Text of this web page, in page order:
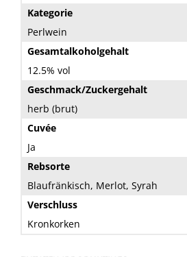
Kategorie
Perlwein
Gesamtalkoholgehalt
12.5% vol
Geschmack/Zuckergehalt
herb (brut)
Cuvée
Ja
Rebsorte
Blaufränkisch, Merlot, Syrah
Verschluss
Kronkorken